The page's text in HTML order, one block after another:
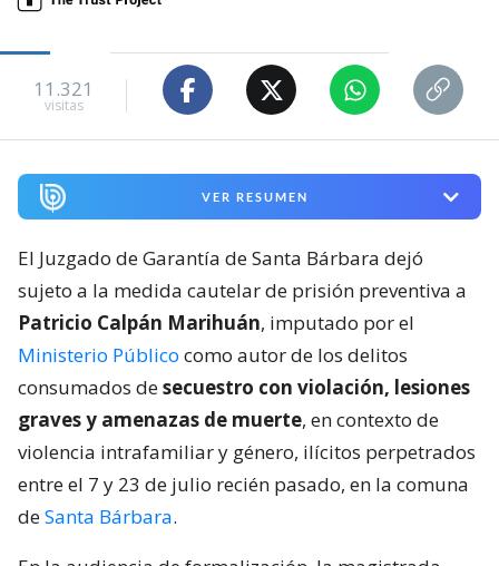
11.321
visitas
VER RESUMEN
El Juzgado de Garantía de Santa Bárbara dejó
sujeto a la medida cautelar de prisión preventiva a
Patricio Calpán Marihuán, imputado por el
Ministerio Público como autor de los delitos
consumados desecuestro con violación, lesiones
graves y amenazas de muerte, en contexto de
violencia intrafamiliar y género, ilícitos perpetrados
entre el 7 y 23 de julio recién pasado, en la comuna
deSanta Bárbara.